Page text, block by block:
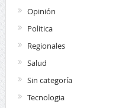
Opinión
Politica
Regionales
Salud
Sin categoría
Tecnologia